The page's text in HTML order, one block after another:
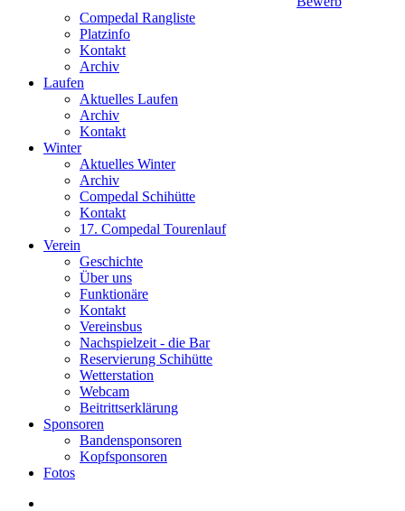
Compedal Rangliste
Platzinfo
Kontakt
Archiv
Laufen
Aktuelles Laufen
Archiv
Kontakt
Winter
Aktuelles Winter
Archiv
Compedal Schihütte
Kontakt
17. Compedal Tourenlauf
Verein
Geschichte
Über uns
Funktionäre
Kontakt
Vereinsbus
Nachspielzeit - die Bar
Reservierung Schihütte
Wetterstation
Webcam
Beitrittserklärung
Sponsoren
Bandensponsoren
Kopfsponsoren
Fotos